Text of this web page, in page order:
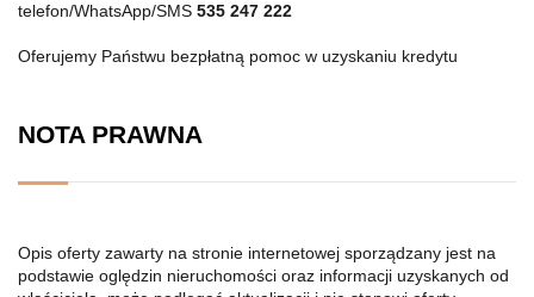
telefon/WhatsApp/SMS 535 247 222
Oferujemy Państwu bezpłatną pomoc w uzyskaniu kredytu
NOTA PRAWNA
Opis oferty zawarty na stronie internetowej sporządzany jest na
podstawie oględzin nieruchomości oraz informacji uzyskanych od